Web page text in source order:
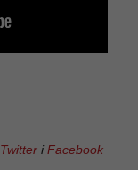
Twitter iFacebook